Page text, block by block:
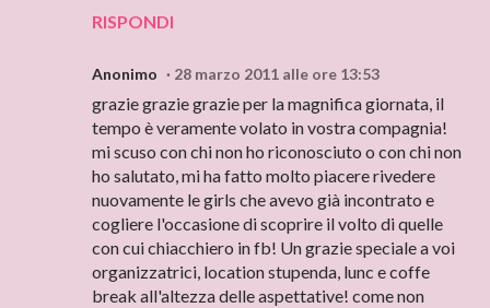
RISPONDI
Anonimo 28 marzo 2011 alle ore 13:53
grazie grazie grazie per la magnifica giornata, il
tempo è veramente volato in vostra compagnia!
mi scuso con chi non ho riconosciuto o con chi non
ho salutato, mi ha fatto molto piacere rivedere
nuovamente le girls che avevo già incontrato e
cogliere l'occasione di scoprire il volto di quelle
con cui chiacchiero in fb! Un grazie speciale a voi
organizzatrici, location stupenda, lunc e coffe
break all'altezza delle aspettative! come non